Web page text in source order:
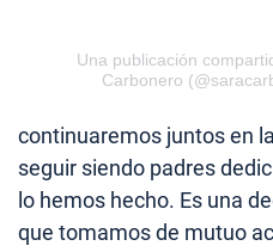
Una publicación
Carbonero
continuaremos juntos en
seguir siendo padres
lo hemos hecho. Es una
que tomamos de mutuo